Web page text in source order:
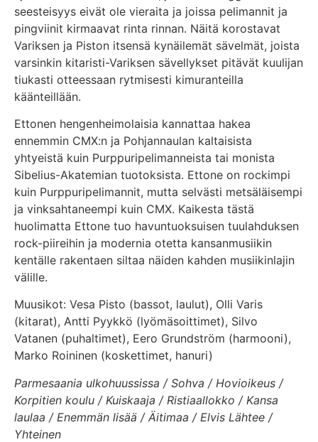
seesteisyys eivät ole vieraita ja joissa pelimannit ja
pingviinit kirmaavat rinta rinnan. Näitä korostavat
Variksen ja Piston itsensä kynäilemät sävelmät, joista
varsinkin kitaristi-Variksen sävellykset pitävät kuulijan
tiukasti otteessaan rytmisesti kimuranteilla
käänteillään.
Ettonen hengenheimolaisia kannattaa hakea
ennemmin CMX:n ja Pohjannaulan kaltaisista
yhtyeistä kuin Purppuripelimanneista tai monista
Sibelius-Akatemian tuotoksista. Ettone on rockimpi
kuin Purppuripelimannit, mutta selvästi metsäläisempi
ja vinksahtaneempi kuin CMX. Kaikesta tästä
huolimatta Ettone tuo havuntuoksuisen tuulahduksen
rock-piireihin ja modernia otetta kansanmusiikin
kentälle rakentaen siltaa näiden kahden musiikinlajin
välille.
Muusikot: Vesa Pisto (bassot, laulut), Olli Varis
(kitarat), Antti Pyykkö (lyömäsoittimet), Silvo
Vatanen (puhaltimet), Eero Grundström (harmooni),
Marko Roininen (koskettimet, hanuri)
Parmesaania ulkohuussissa / Sohva / Hovioikeus /
Korpitien koulu / Kuiskaaja / Ristiaallokko / Kansa
laulaa / Enemmän lisää / Äitimaa / Elvis Lähtee /
Yhteinen